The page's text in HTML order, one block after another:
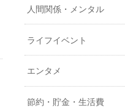
人間関係・メンタル
ライフイベント
エンタメ
節約・貯金・生活費